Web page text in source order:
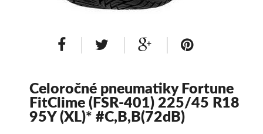
Puklice na kolesá Kontakt Blog
Celoročné pneumatiky Fortune
FitClime (FSR-401) 225/45 R18
95Y (XL)* #C,B,B(72dB)